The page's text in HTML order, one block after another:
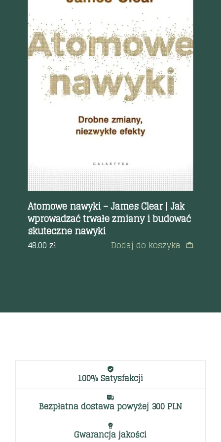
Szybki podgląd
Atomowe nawyki – James Clear | Jak
wprowadzać trwałe zmiany i budować
skuteczne nawyki
48.00zł Dodaj do koszyka
100% Satysfakcji
Bezpłatna dostawa powyżej 300 PLN
Gwarancja jakości